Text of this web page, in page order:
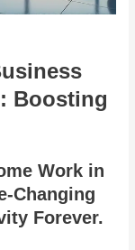
Boosting
Work in
Changing
Forever.